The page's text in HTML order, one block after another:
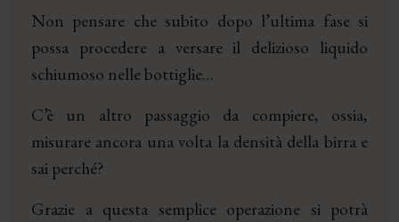
Non pensare che subito dopo l’ultima fase si
possa procedere a versare il delizioso liquido
schiumoso nelle bottiglie…
C’è un altro passaggio da compiere, ossia,
misurare ancora una volta la densità della birra e
sai perché?
Grazie a questa semplice operazione si potrà